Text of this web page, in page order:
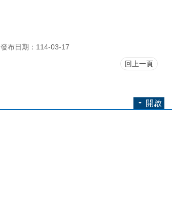
發布日期：114-03-17
回上一頁
開啟